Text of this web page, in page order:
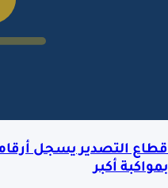
قطاع التصدير يسجل
بمواكبة أكبر